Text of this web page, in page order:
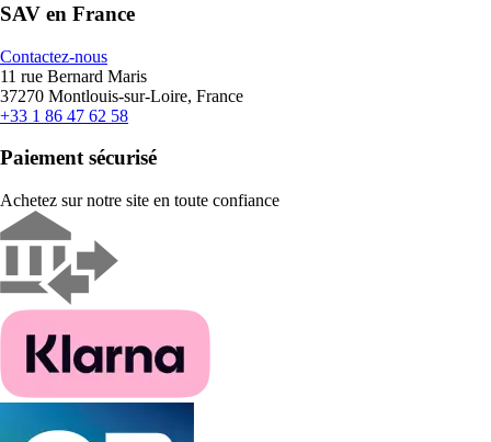
SAV en France
Contactez-nous
11 rue Bernard Maris
37270 Montlouis-sur-Loire, France
+33 1 86 47 62 58
Paiement sécurisé
Achetez sur notre site en toute confiance